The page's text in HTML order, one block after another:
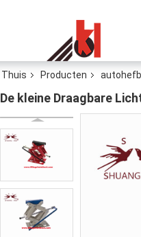
Thuis Producten
De kleine Draagbare